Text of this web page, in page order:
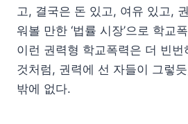
고, 결국은 돈 있고, 여유 있고,
워볼 만한 ‘법률 시장’으로 학교
이런 권력형 학교폭력은 더 빈
것처럼, 권력에 선 자들이 그렇
밖에 없다.